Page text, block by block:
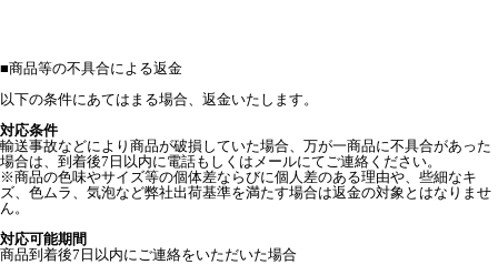
■商品等の不具合による返金
以下の条件にあてはまる場合、返金いたします。
対応条件
輸送事故などにより商品が破損していた場合、万が一商品に不具合があった
場合は、到着後7日以内に電話もしくはメールにてご連絡ください。
※商品の色味やサイズ等の個体差ならびに個人差のある理由や、些細なキ
ズ、色ムラ、気泡など弊社出荷基準を満たす場合は返金の対象とはなりませ
ん。
対応可能期間
商品到着後7日以内にご連絡をいただいた場合